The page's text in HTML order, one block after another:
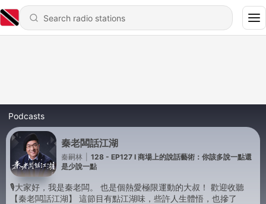
Podcasts
秦老闆話江湖
秦嗣林
128 - EP127 I 商場上的說話藝術：你該多說一點還
是少說一點
🎙️大家好，我是秦老闆。 也是個熱愛極限運動的大叔！ 歡迎收聽
【秦老闆話江湖】 這節目有點江湖味，些許人生體悟，也摻了